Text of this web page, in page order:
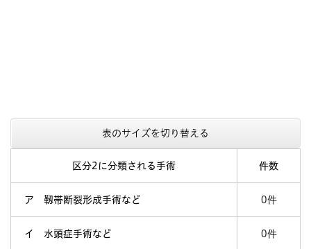
表のサイズを切り替える
区分2に分類される手術 件数
ア 靱帯断裂形成手術など 0件
イ 水頭症手術など 0件